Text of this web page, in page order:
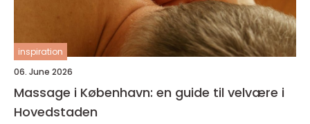
inspiration
06. June 2026
Massage i København: en guide til velvære i
Hovedstaden